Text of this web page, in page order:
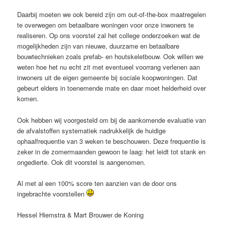
Daarbij moeten we ook bereid zijn om out-of-the-box maatregelen
te overwegen om betaalbare woningen voor onze inwoners te
realiseren. Op ons voorstel zal het college onderzoeken wat de
mogelijkheden zijn van nieuwe, duurzame en betaalbare
bouwtechnieken zoals prefab- en houtskeletbouw. Ook willen we
weten hoe het nu echt zit met eventueel voorrang verlenen aan
inwoners uit de eigen gemeente bij sociale koopwoningen. Dat
gebeurt elders in toenemende mate en daar moet helderheid over
komen.
Ook hebben wij voorgesteld om bij de aankomende evaluatie van
de afvalstoffen systematiek nadrukkelijk de huidige
ophaalfrequentie van 3 weken te beschouwen. Deze frequentie is
zeker in de zomermaanden gewoon te laag: het leidt tot stank en
ongedierte. Ook dit voorstel is aangenomen.
Al met al een 100% score ten aanzien van de door ons
ingebrachte voorstellen
Hessel Hiemstra & Mart Brouwer de Koning